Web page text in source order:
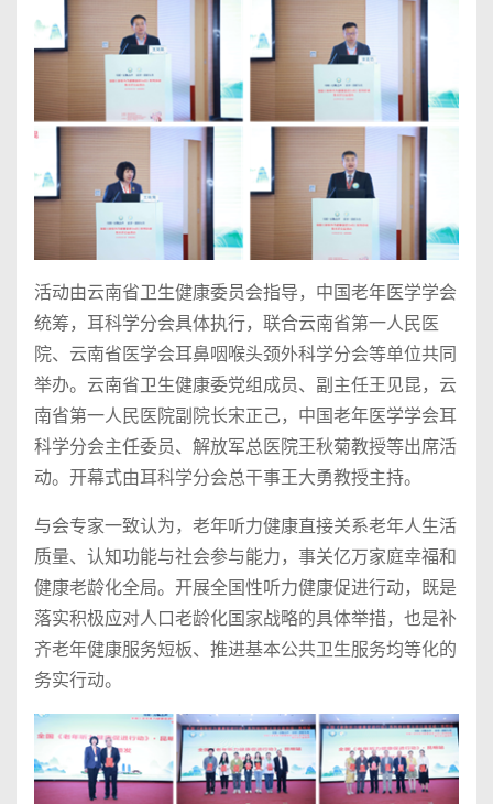
活动由云南省卫生健康委员会指导，中国老年医学学会
统筹，耳科学分会具体执行，联合云南省第一人民医
院、云南省医学会耳鼻咽喉头颈外科学分会等单位共同
举办。云南省卫生健康委党组成员、副主任王见昆，云
南省第一人民医院副院长宋正己，中国老年医学学会耳
科学分会主任委员、解放军总医院王秋菊教授等出席活
动。开幕式由耳科学分会总干事王大勇教授主持。
与会专家一致认为，老年听力健康直接关系老年人生活
质量、认知功能与社会参与能力，事关亿万家庭幸福和
健康老龄化全局。开展全国性听力健康促进行动，既是
落实积极应对人口老龄化国家战略的具体举措，也是补
齐老年健康服务短板、推进基本公共卫生服务均等化的
务实行动。